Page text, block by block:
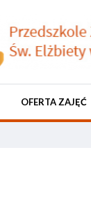
OFERTA ZAJĘĆ